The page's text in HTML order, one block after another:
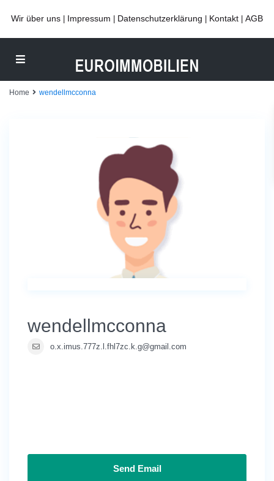
Wir über uns Impressum Datenschutzerklärung Kontakt AGB
Home wendellmcconna
wendellmcconna
o.x.imus.777z.l.fhl7zc.k.g@gmail.com
Send Email